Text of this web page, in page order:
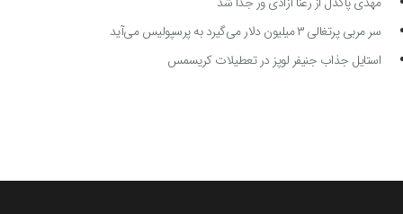
سر مربی پرتغالی ۳ میلیون دلار می‌گیرد به پرسپولیس می‌آید
استایل جذاب جنیفر لوپز در تعطیلات کریسمس